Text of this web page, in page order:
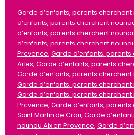
Garde d’enfants, parents cherchent
d’enfants, parents cherchent
d’enfants, parents cherchent
d’enfants, parents cherchent
Provence, Garde d’enfants,
Arles, Garde d’enfants, parents
Garde d’enfants, parents
Garde d’enfants, parents cherchent
Garde d’enfants, parents cherchent
Provence, Garde d’enfants,
Saint Martin de Crau, Garde
nounou Aix en Provence, Garde